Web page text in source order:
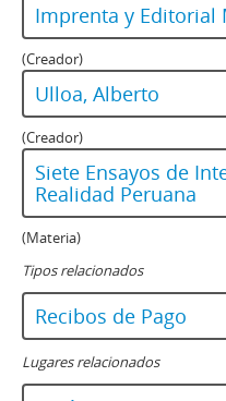
Imprenta y Editorial
(Creador)
Ulloa, Alberto
(Creador)
Siete Ensayos de
Realidad Peruana
(Materia)
Tipos relacionados
Recibos de Pago
Lugares relacionados